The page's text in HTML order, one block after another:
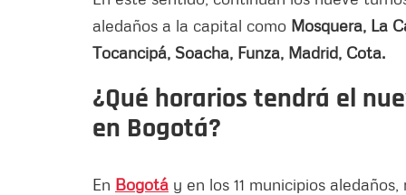
aledaños a la capital como Mosquera, La
Tocancipá, Soacha, Funza, Madrid, Cota.
¿Qué horarios tendrá el
en Bogotá?
En Bogotá y en los 11 municipios